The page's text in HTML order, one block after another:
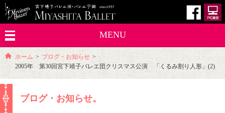
MENU
ホーム > ブログ・お知らせ >
2005年 第30回宮下靖子バレエ団クリスマス公演 「くるみ割り人形」(2)
ブログ・お知らせ。